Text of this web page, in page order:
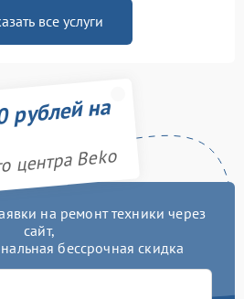
все услуги
рублей на
центра Beko
на ремонт техники через
сайт,
бессрочная скидка